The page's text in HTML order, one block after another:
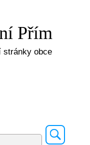
Přím
stránky obce